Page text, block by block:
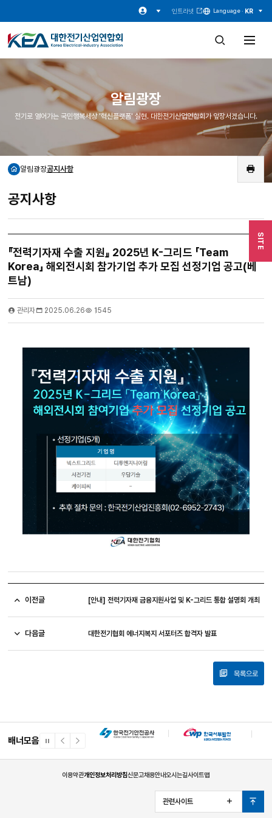
SITE
인트라넷 Language · KR
검
창
전
알림광장
전기로 열어가는 국민행복세상 '혁신플랫폼' 실현. 대한전기산업연합회가 앞장서겠습니다.
홈알림광장공지사항
인
쇄
공지사항
『전력기자재 수출 지원』 2025년 K-그리드 「Team
Korea」 해외전시회 참가기업 추가 모집 선정기업 공고(베
트남)
관리자 2025.06.26 1545
이전글 [안내] 전력기자재 금융지원사업 및 K-그리드 통합 설명회 개최
다음글 대한전기협회 에너지복지 서포터즈 합격자 발표
목록으로
배너모음
일
이
너
다
너
이용약관개인정보처리방침신문고채용안내오시는길사이트맵
관련사이트
열
기
맨
위